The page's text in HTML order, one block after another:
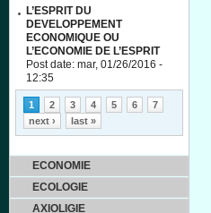
L’ESPRIT DU
DEVELOPPEMENT
ECONOMIQUE OU
L’ECONOMIE DE L’ESPRIT
Post date: mar, 01/26/2016 -
12:35
Pages
1 2 3 4 5 6
7
next ›
last »
ECONOMIE
ECOLOGIE
AXIOLIGIE